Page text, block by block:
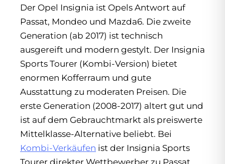
Der Opel Insignia ist Opels Antwort auf
Passat, Mondeo und Mazda6. Die zweite
Generation (ab 2017) ist technisch
ausgereift und modern gestylt. Der Insignia
Sports Tourer (Kombi-Version) bietet
enormen Kofferraum und gute
Ausstattung zu moderaten Preisen. Die
erste Generation (2008-2017) altert gut und
ist auf dem Gebrauchtmarkt als preiswerte
Mittelklasse-Alternative beliebt. Bei
Kombi-Verkäufen ist der Insignia Sports